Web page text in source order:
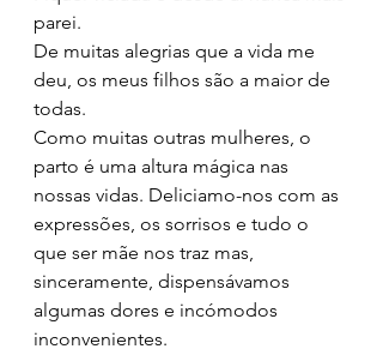
parei.
De muitas alegrias que a vida me
deu, os meus filhos são a maior de
todas.
Como muitas outras mulheres, o
parto é uma altura mágica nas
nossas vidas. Deliciamo-nos com as
expressões, os sorrisos e tudo o
que ser mãe nos traz mas,
sinceramente, dispensávamos
algumas dores e incómodos
inconvenientes.